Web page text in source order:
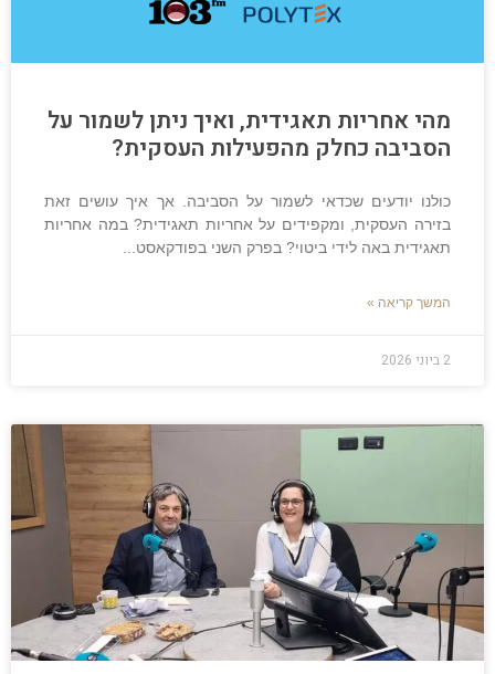
מהי אחריות תאגידית, ואיך ניתן לשמור על
הסביבה כחלק מהפעילות העסקית?
כולנו יודעים שכדאי לשמור על הסביבה. אך איך עושים זאת
בזירה העסקית, ומקפידים על אחריות תאגידית? במה אחריות
תאגידית באה לידי ביטוי? בפרק השני בפודקאסט
המשך קריאה »
2 ביוני 2026